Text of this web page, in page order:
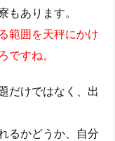
もあります。
範囲を天秤にかけ
ですね。
だけではなく、出
るかどうか、自分